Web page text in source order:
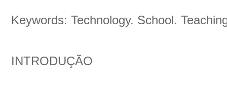
Keywords: Technology. School.
INTRODUÇÃO